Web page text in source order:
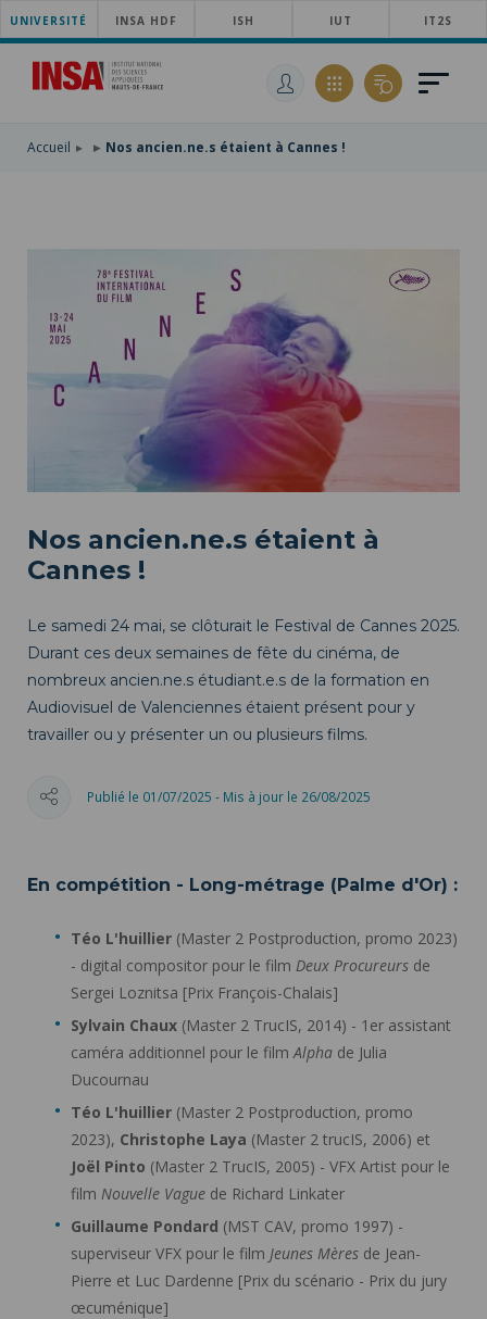
ACCÉDER
AU
MENU
PRINCIPAL
ALLER
CONTENU
ACCÉDER
RECHERCHE
UNIVERSITÉ INSA HDF ISH IUT IT2S
Accueil Nos ancien.ne.s étaient à Cannes !
Nos ancien.ne.s étaient à
Cannes !
Le samedi 24 mai, se clôturait le Festival de Cannes 2025.
Durant ces deux semaines de fête du cinéma, de
nombreux ancien.ne.s étudiant.e.s de la formation en
Audiovisuel de Valenciennes étaient présent pour y
travailler ou y présenter un ou plusieurs films.
Publié le 01/07/2025 - Mis à jour le 26/08/2025
En compétition - Long-métrage (Palme d'Or) :
Téo L'huillier (Master 2 Postproduction, promo 2023)
- digital compositor pour le film Deux Procureurs de
Sergei Loznitsa [Prix François-Chalais]
Sylvain Chaux (Master 2 TrucIS, 2014) - 1er assistant
caméra additionnel pour le filmAlpha de Julia
Ducournau
Téo L'huillier (Master 2 Postproduction, promo
2023), Christophe Laya (Master 2 trucIS, 2006) et
Joël Pinto (Master 2 TrucIS, 2005) - VFX Artist pour le
film Nouvelle Vague de Richard Linkater
Guillaume Pondard (MST CAV, promo 1997) -
superviseur VFX pour le film Jeunes Mères de Jean-
Pierre et Luc Dardenne [Prix du scénario - Prix du jury
œcuménique]